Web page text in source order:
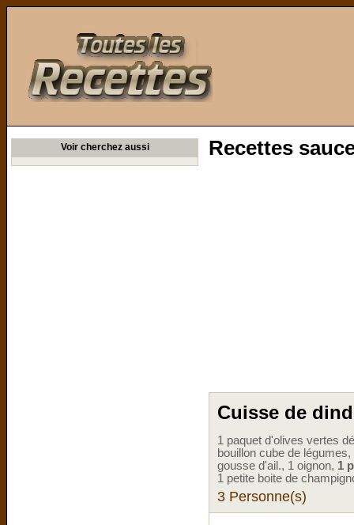
Voir cherchez aussi Recettes
Cuisse de
1 paquet d'olives vertes
bouillon cube de
gousse d'ail., 1 oignon, 1
1 petite boite de
3 Personne(s)